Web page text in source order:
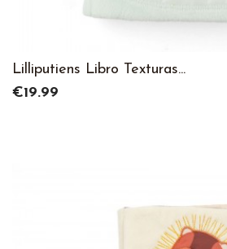
Lilliputiens Libro Texturas...
Price
€19.99